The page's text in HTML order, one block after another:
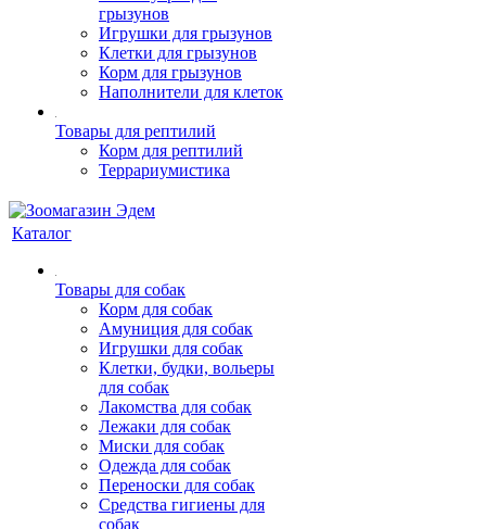
грызунов
Игрушки для грызунов
Клетки для грызунов
Корм для грызунов
Наполнители для клеток
Товары для рептилий
Корм для рептилий
Террариумистика
Каталог
Товары для собак
Корм для собак
Амуниция для собак
Игрушки для собак
Клетки, будки, вольеры
для собак
Лакомства для собак
Лежаки для собак
Миски для собак
Одежда для собак
Переноски для собак
Средства гигиены для
собак